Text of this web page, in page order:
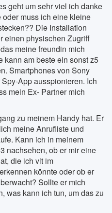
geht um sehr viel ich danke
muss ich eine kleine
Die Installation
einen physischen Zugriff
meine freundin mich
kann am beste ein sonst z5
Smartphones von Sony
App ausspionieren. Ich
mein Ex- Partner mich
zu meinem Handy hat. Er
meine Anrufliste und
Kann ich in meinem
nachsehen, ob er mir eine
die ich vlt im
könnte oder ob er
Sollte er mich
was kann ich tun, um das zu